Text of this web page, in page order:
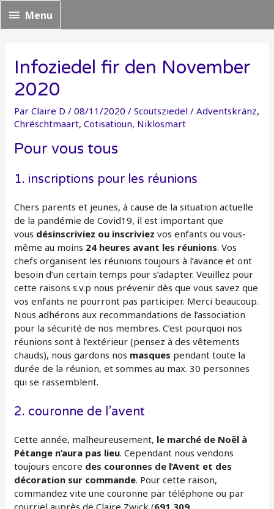
Menu
Menu
Infoziedel fir den November
2020
ParClaire D /08/11/2020 /Scoutsziedel /Adventskränz,
Chrëschtmaart,Cotisatioun, Niklosmart
Pour vous tous
1. inscriptions pour les réunions
Chers parents et jeunes, à cause de la situation actuelle
de la pandémie de Covid19, il est important que
vous désinscriviez ou inscriviez vos enfants ou vous-
même au moins 24 heures avant les réunions. Vos
chefs organisent les réunions toujours à l’avance et ont
besoin d’un certain temps pour s’adapter. Veuillez pour
cette raisons s.v.p nous prévenir dès que vous savez que
vos enfants ne pourront pas participer. Merci beaucoup.
Nous adhérons aux recommandations de l’association
pour la sécurité de nos membres. C’est pourquoi nos
réunions sont à l’extérieur (pensez à des vêtements
chauds), nous gardons nos masques pendant toute la
durée de la réunion, et sommes au max. 30 personnes
qui se rassemblent.
2. couronne de l’avent
Cette année, malheureusement, le marché de Noël à
Pétange n’aura pas lieu. Cependant nous vendons
toujours encore des couronnes de l’Avent et des
décoration sur commande. Pour cette raison,
commandez vite une couronne par téléphone ou par
courriel auprès de Claire Zwick (691 309